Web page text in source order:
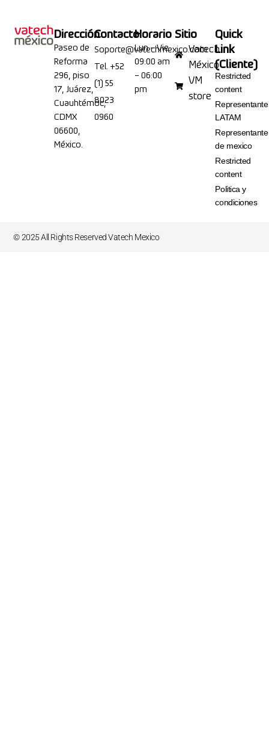
Dirección
Paseo de
Reforma
296, piso
17, Juárez,
Cuauhtémoc,
CDMX
06600,
México.
Contacto
Soporte@vatechmexico.com
Tel. +52
(1) 55
8023
0960
Horario
Lun – Vie
09:00 am
– 06:00
pm
Sitio
Vatech
México
VM
store
Quick
Link
(Cliente)
Restricted
content
Representante
LATAM
Representante
de mexico
Restricted
content
Politica y
condiciones
©2025All Rights Reserved Vatech Mexico